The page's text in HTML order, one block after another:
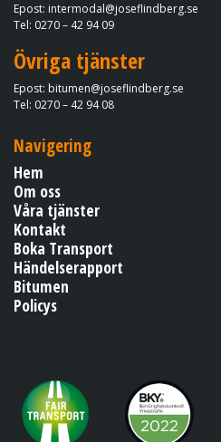
Epost: intermodal@joseflindberg.se​​​​​​​
Tel: 0270 – 42 94 09
Övriga tjänster
Epost: bitumen@joseflindberg.se​​​​​​​
​​​​​​​Tel: 0270 – 42 94 08
Navigering
Hem
Om oss
Våra tjänster
​​​​​​​Kontakt
Boka Transport
Händelserapport
Bitumen
Policys